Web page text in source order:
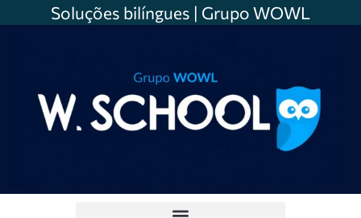
Soluções bilíngues | Grupo WOWL